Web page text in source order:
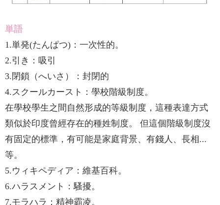
単語
1.単発(たんぱつ)：一次性的。
2.引き：吸引
3.閉鎖（へいさ）：封閉的
4.スクールカースト：學校階級制度。
在學校學生之間自然形成的等級制度，這種表達方式
類似於印度曾經存在的種姓制度。 但這個階級制度沒
有固定的標準，有可能是家庭背景、有錢人、長相...
等。
5.ウィキペディア：維基百科。
6.ハラスメント：騷擾。
7.モラハラ：精神霸凌。